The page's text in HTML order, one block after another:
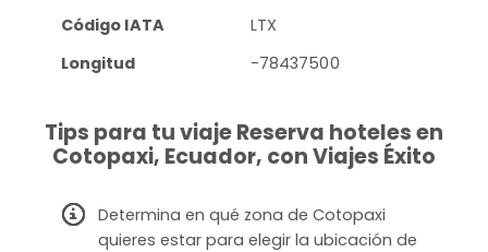
Código IATA
LTX
Longitud
-78437500
Tips para tu viaje Reserva hoteles en
Cotopaxi, Ecuador, con Viajes Éxito
Determina en qué zona de Cotopaxi
quieres estar para elegir la ubicación de